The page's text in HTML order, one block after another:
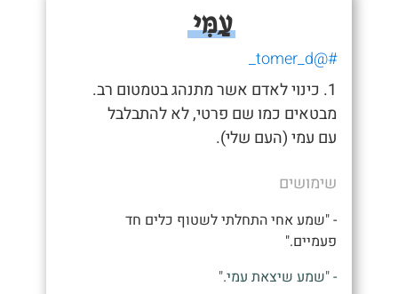
עַמִּי
#@tomer_d_
1. כינוי לאדם אשר מתנהג בטמטום רב.
מבטאים כמו שם פרטי, לא להתבלבל
עם עמי (העם שלי).
שימושים
- "שמע אחי התחלתי לשטוף כלים חד
פעמיים."
- "שמע שיצאת עמי."